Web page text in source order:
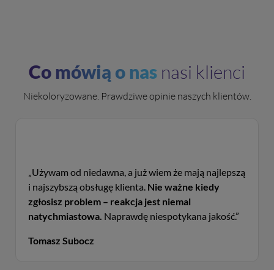
Co mówią o nas nasi klienci
Niekoloryzowane. Prawdziwe opinie naszych klientów.
„Używam od niedawna, a już wiem że mają najlepszą
i najszybszą obsługę klienta. Nie ważne kiedy
zgłosisz problem – reakcja jest niemal
natychmiastowa. Naprawdę niespotykana jakość.”
Tomasz Subocz